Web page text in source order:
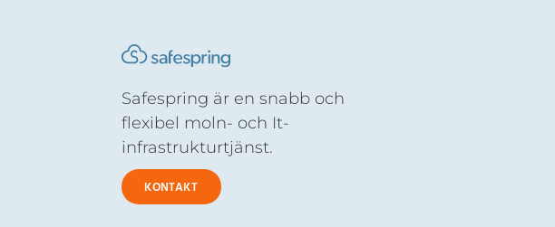
Safespring är en snabb och
flexibel moln- och It-
infrastrukturtjänst.
KONTAKT